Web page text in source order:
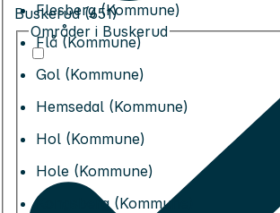
Flesberg (Kommune)
Flå (Kommune)
Gol (Kommune)
Hemsedal (Kommune)
Hol (Kommune)
Hole (Kommune)
Kongsberg (Kommune)
Buskerud (651)
Områder i Buskerud